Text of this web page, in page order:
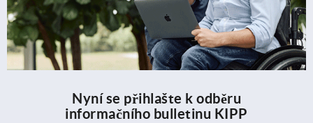
Nyní se přihlašte k odběru
informačního bulletinu KIPP